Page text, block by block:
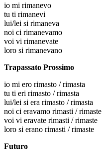
io mi rimanevo
tu ti rimanevi
lui/lei si rimaneva
noi ci rimanevamo
voi vi rimanevate
loro si rimanevano
Trapassato Prossimo
io mi ero rimasto / rimasta
tu ti eri rimasto / rimasta
lui/lei si era rimasto / rimasta
noi ci eravamo rimasti / rimaste
voi vi eravate rimasti / rimaste
loro si erano rimasti / rimaste
Futuro